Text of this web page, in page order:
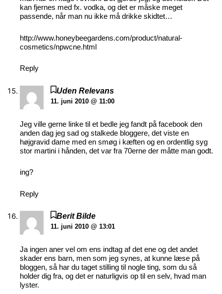
kan fjernes med fx. vodka, og det er måske meget
passende, når man nu ikke må drikke skidtet…
http://www.honeybeegardens.com/product/natural-
cosmetics/npwcne.html
Reply
Uden Relevans
11. juni 2010 @ 11:00
Jeg ville gerne linke til et bedle jeg fandt på facebook den
anden dag jeg sad og stalkede bloggere, det viste en
højgravid dame med en smøg i kæften og en ordentlig syg
stor martini i hånden, det var fra 70erne der måtte man godt.
ing?
Reply
Berit Bilde
11. juni 2010 @ 13:01
Ja ingen aner vel om ens indtag af det ene og det andet
skader ens barn, men som jeg synes, at kunne læse på
bloggen, så har du taget stilling til nogle ting, som du så
holder dig fra, og det er naturligvis op til en selv, hvad man
lyster.